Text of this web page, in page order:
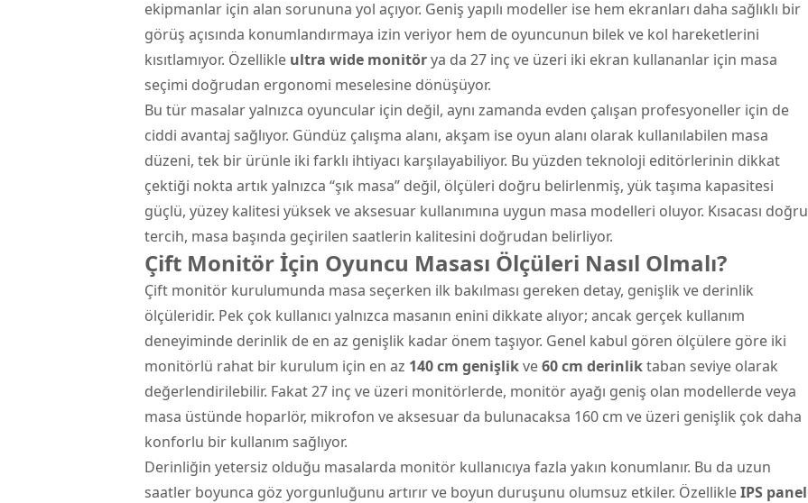
ekipmanlar için alan sorununa yol açıyor. Geniş yapılı modeller ise hem ekranları daha sağlıklı bir
görüş açısında konumlandırmaya izin veriyor hem de oyuncunun bilek ve kol hareketlerini
kısıtlamıyor. Özellikle ultra wide monitörya da 27 inç ve üzeri iki ekran kullananlar için masa
seçimi doğrudan ergonomi meselesine dönüşüyor.
Bu tür masalar yalnızca oyuncular için değil, aynı zamanda evden çalışan profesyoneller için de
ciddi avantaj sağlıyor. Gündüz çalışma alanı, akşam ise oyun alanı olarak kullanılabilen masa
düzeni, tek bir ürünle iki farklı ihtiyacı karşılayabiliyor. Bu yüzden teknoloji editörlerinin dikkat
çektiği nokta artık yalnızca “şık masa” değil, ölçüleri doğru belirlenmiş, yük taşıma kapasitesi
güçlü, yüzey kalitesi yüksek ve aksesuar kullanımına uygun masa modelleri oluyor. Kısacası doğru
tercih, masa başında geçirilen saatlerin kalitesini doğrudan belirliyor.
Çift Monitör İçin Oyuncu Masası Ölçüleri Nasıl Olmalı?
Çift monitör kurulumunda masa seçerken ilk bakılması gereken detay, genişlik ve derinlik
ölçüleridir. Pek çok kullanıcı yalnızca masanın enini dikkate alıyor; ancak gerçek kullanım
deneyiminde derinlik de en az genişlik kadar önem taşıyor. Genel kabul gören ölçülere göre iki
monitörlü rahat bir kurulum için en az 140 cm genişlikve60 cm derinliktaban seviye olarak
değerlendirilebilir. Fakat 27 inç ve üzeri monitörlerde, monitör ayağı geniş olan modellerde veya
masa üstünde hoparlör, mikrofon ve aksesuar da bulunacaksa 160 cm ve üzeri genişlik çok daha
konforlu bir kullanım sağlıyor.
Derinliğin yetersiz olduğu masalarda monitör kullanıcıya fazla yakın konumlanır. Bu da uzun
saatler boyunca göz yorgunluğunu artırır ve boyun duruşunu olumsuz etkiler. ÖzellikleIPS panel